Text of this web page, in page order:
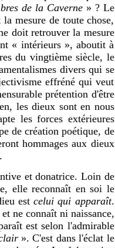
de la Caverne » ? Le
mesure de toute chose,
doit retrouver la mesure
« intérieurs », aboutit à
du vingtième siècle, le
divers qui se
effréné qui veut
prétention d'être
les dieux sont en nous
les forces extérieures
de création poétique, de
hommages aux dieux
et donatrice. Loin de
elle reconnaît en soi le
est celui qui apparaît.
ne connaît ni naissance,
est selon l'admirable
». C'est dans l'éclat le